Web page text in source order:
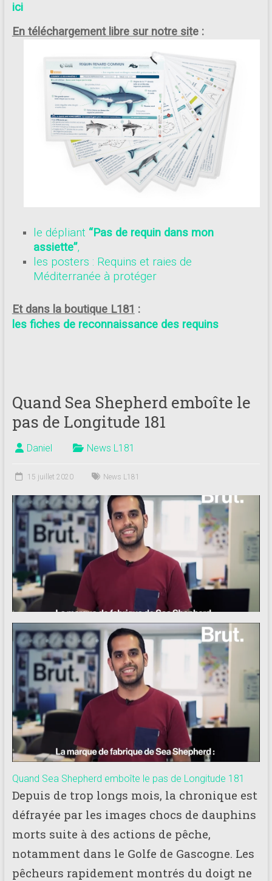
ici
En téléchargement libre sur notre site :
le dépliant “Pas de requin dans mon
assiette”,
les posters : Requins et raies de
Méditerranée à protéger
Et dans la boutique L181 :
les fiches de reconnaissance des requins
Quand Sea Shepherd emboîte le
pas de Longitude 181
Daniel News L181
15 juillet 2020 News L181
Quand Sea Shepherd emboîte le pas de Longitude 181
Depuis de trop longs mois, la chronique est
défrayée par les images chocs de dauphins
morts suite à des actions de pêche,
notamment dans le Golfe de Gascogne. Les
pêcheurs rapidement montrés du doigt ne